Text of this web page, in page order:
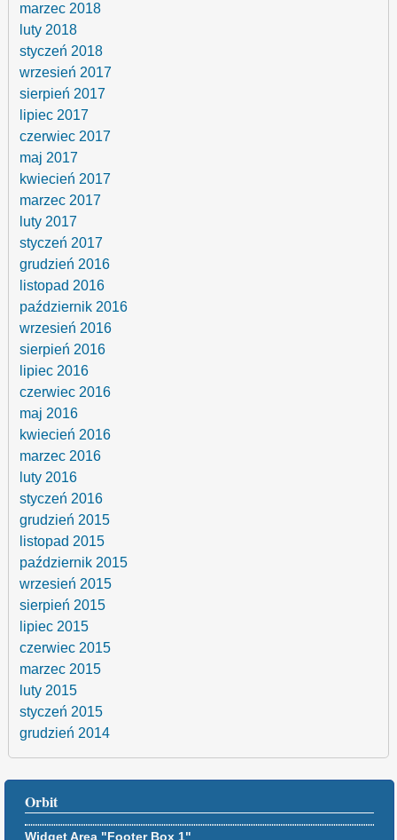
marzec 2018
luty 2018
styczeń 2018
wrzesień 2017
sierpień 2017
lipiec 2017
czerwiec 2017
maj 2017
kwiecień 2017
marzec 2017
luty 2017
styczeń 2017
grudzień 2016
listopad 2016
październik 2016
wrzesień 2016
sierpień 2016
lipiec 2016
czerwiec 2016
maj 2016
kwiecień 2016
marzec 2016
luty 2016
styczeń 2016
grudzień 2015
listopad 2015
październik 2015
wrzesień 2015
sierpień 2015
lipiec 2015
czerwiec 2015
marzec 2015
luty 2015
styczeń 2015
grudzień 2014
Orbit
Widget Area "Footer Box 1"